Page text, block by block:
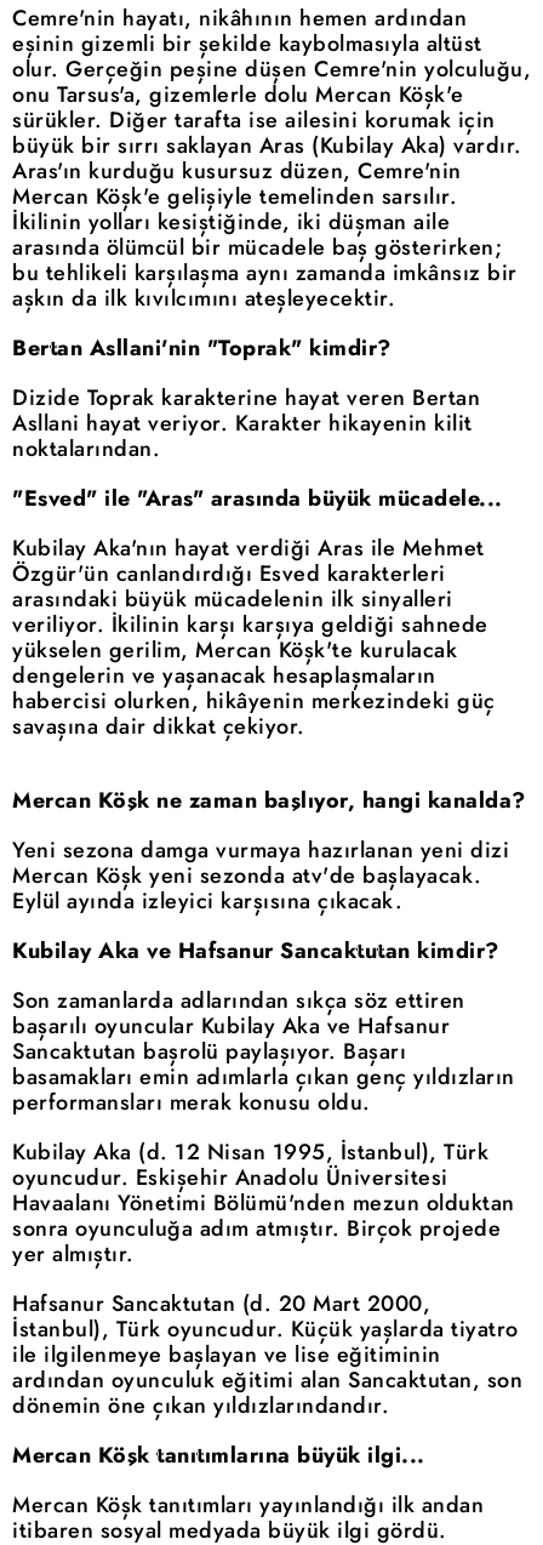
Cemre'nin hayatı, nikâhının hemen ardından
eşinin gizemli bir şekilde kaybolmasıyla altüst
olur. Gerçeğin peşine düşen Cemre'nin yolculuğu,
onu Tarsus'a, gizemlerle dolu Mercan Köşk'e
sürükler. Diğer tarafta ise ailesini korumak için
büyük bir sırrı saklayan Aras (Kubilay Aka) vardır.
Aras'ın kurduğu kusursuz düzen, Cemre'nin
Mercan Köşk'e gelişiyle temelinden sarsılır.
İkilinin yolları kesiştiğinde, iki düşman aile
arasında ölümcül bir mücadele baş gösterirken;
bu tehlikeli karşılaşma aynı zamanda imkânsız bir
aşkın da ilk kıvılcımını ateşleyecektir.
Bertan Asllani'nin "Toprak" kimdir?
Dizide Toprak karakterine hayat veren Bertan
Asllani hayat veriyor. Karakter hikayenin kilit
noktalarından.
"Esved" ile "Aras" arasında büyük mücadele...
Kubilay Aka'nın hayat verdiği Aras ile Mehmet
Özgür'ün canlandırdığı Esved karakterleri
arasındaki büyük mücadelenin ilk sinyalleri
veriliyor. İkilinin karşı karşıya geldiği sahnede
yükselen gerilim, Mercan Köşk'te kurulacak
dengelerin ve yaşanacak hesaplaşmaların
habercisi olurken, hikâyenin merkezindeki güç
savaşına dair dikkat çekiyor.
Mercan Köşk ne zaman başlıyor, hangi kanalda?
Yeni sezona damga vurmaya hazırlanan yeni dizi
Mercan Köşk yeni sezonda atv'de başlayacak.
Eylül ayında izleyici karşısına çıkacak.
Kubilay Aka ve Hafsanur Sancaktutan kimdir?
Son zamanlarda adlarından sıkça söz ettiren
başarılı oyuncular Kubilay Aka ve Hafsanur
Sancaktutan başrolü paylaşıyor. Başarı
basamakları emin adımlarla çıkan genç yıldızların
performansları merak konusu oldu.
Kubilay Aka (d. 12 Nisan 1995, İstanbul), Türk
oyuncudur. Eskişehir Anadolu Üniversitesi
Havaalanı Yönetimi Bölümü'nden mezun olduktan
sonra oyunculuğa adım atmıştır. Birçok projede
yer almıştır.
Hafsanur Sancaktutan (d. 20 Mart 2000,
İstanbul), Türk oyuncudur. Küçük yaşlarda tiyatro
ile ilgilenmeye başlayan ve lise eğitiminin
ardından oyunculuk eğitimi alan Sancaktutan, son
dönemin öne çıkan yıldızlarındandır.
Mercan Köşk tanıtımlarına büyük ilgi...
Mercan Köşk tanıtımları yayınlandığı ilk andan
itibaren sosyal medyada büyük ilgi gördü.